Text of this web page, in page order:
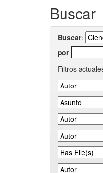
Buscar
Buscar:
por
Filtros